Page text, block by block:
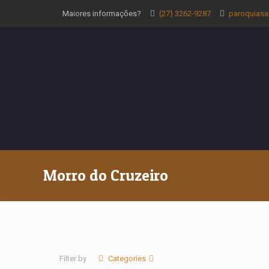
Maiores informações? (27) 3262-9287
Morro do Cruzeiro
Filter by Categories